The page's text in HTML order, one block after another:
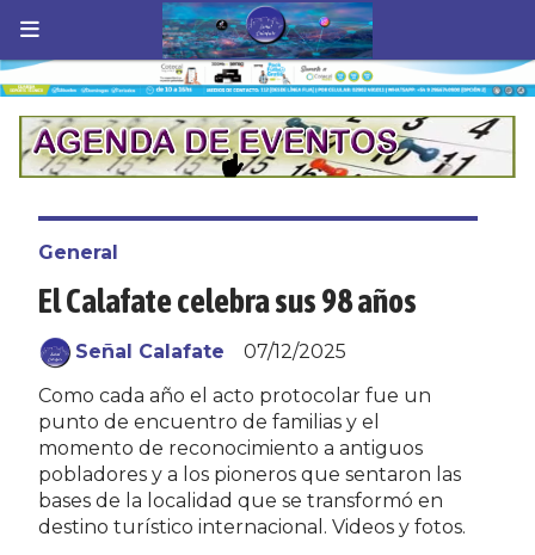
El Calafate celebra sus 98 años
Como cada año el acto protocolar fue un
punto de encuentro de familias y el
momento de reconocimiento a antiguos
pobladores y a los pioneros que sentaron las
bases de la localidad que se transformó en
destino turístico internacional. Videos y fotos.
General
07/12/2025
Señal Calafate